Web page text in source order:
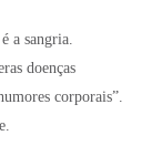
a sangria.
doenças
corporais”.